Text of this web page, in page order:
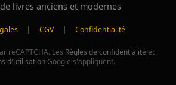
livres anciens et modernes
| CGV | Confidentialité
reCAPTCHA. Les Règles de confidentialité et
d'utilisationGoogle s'appliquent.